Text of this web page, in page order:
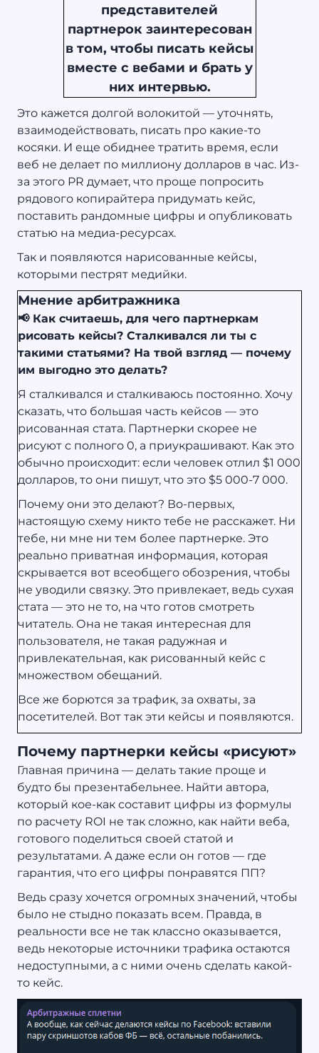
представителей
партнерок заинтересован
в том, чтобы писать кейсы
вместе с вебами и брать у
них интервью.
Это кажется долгой волокитой — уточнять,
взаимодействовать, писать про какие-то
косяки. И еще обиднее тратить время, если
веб не делает по миллиону долларов в час. Из-
за этого PR думает, что проще попросить
рядового копирайтера придумать кейс,
поставить рандомные цифры и опубликовать
статью на медиа-ресурсах.
Так и появляются нарисованные кейсы,
которыми пестрят медийки.
Мнение арбитражника
📢 Как считаешь, для чего партнеркам
рисовать кейсы? Сталкивался ли ты с
такими статьями? На твой взгляд — почему
им выгодно это делать?
Я сталкивался и сталкиваюсь постоянно. Хочу
сказать, что большая часть кейсов — это
рисованная стата. Партнерки скорее не
рисуют с полного 0, а приукрашивают. Как это
обычно происходит: если человек отлил $1 000
долларов, то они пишут, что это $5 000-7 000.
Почему они это делают? Во-первых,
настоящую схему никто тебе не расскажет. Ни
тебе, ни мне ни тем более партнерке. Это
реально приватная информация, которая
скрывается вот всеобщего обозрения, чтобы
не уводили связку. Это привлекает, ведь сухая
стата — это не то, на что готов смотреть
читатель. Она не такая интересная для
пользователя, не такая радужная и
привлекательная, как рисованный кейс с
множеством обещаний.
Все же борются за трафик, за охваты, за
посетителей. Вот так эти кейсы и появляются.
Почему партнерки кейсы «рисуют»
Главная причина — делать такие проще и
будто бы презентабельнее. Найти автора,
который кое-как составит цифры из формулы
по расчету ROI не так сложно, как найти веба,
готового поделиться своей статой и
результатами. А даже если он готов — где
гарантия, что его цифры понравятся ПП?
Ведь сразу хочется огромных значений, чтобы
было не стыдно показать всем. Правда, в
реальности все не так классно оказывается,
ведь некоторые источники трафика остаются
недоступными, а с ними очень сделать какой-
то кейс.